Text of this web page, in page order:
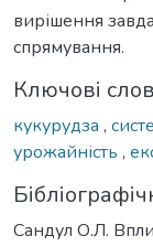
вирішення
спрямування.
Ключові
кукурудза ,
урожайність ,
Сандул О.Л.